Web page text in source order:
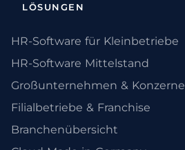
LÖSUNGEN
HR-Software für Kleinbetriebe
HR-Software Mittelstand
Großunternehmen & Konzerne
Filialbetriebe & Franchise
Branchenübersicht